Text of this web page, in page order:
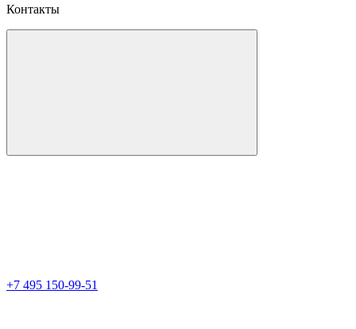
Контакты
+7 495 150-99-51